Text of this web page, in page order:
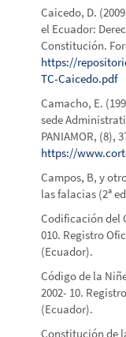
Caicedo, D.
el Ecuador:
Constitución.
https://
TC-Caicedo.pdf
Camacho, E.
sede
PANIAMOR, (8),
https://
Campos, B, y
las falacias (2ª
Codificación del
010. Registro
(Ecuador).
Código de la
2002- 10.
(Ecuador).
Constitución de